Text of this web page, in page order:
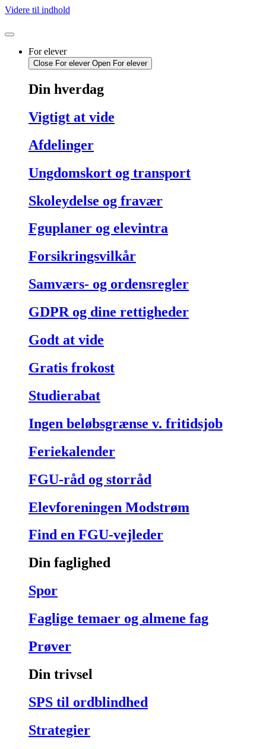
Videre til indhold
For elever
Close For elever Open For elever
Din hverdag
Vigtigt at vide
Afdelinger
Ungdomskort og transport
Skoleydelse og fravær
Fguplaner og elevintra
Forsikringsvilkår
Samværs- og ordensregler
GDPR og dine rettigheder
Godt at vide
Gratis frokost
Studierabat
Ingen beløbsgrænse v. fritidsjob
Feriekalender
FGU-råd og storråd
Elevforeningen Modstrøm
Find en FGU-vejleder
Din faglighed
Spor
Faglige temaer og almene fag
Prøver
Din trivsel
SPS til ordblindhed
Strategier